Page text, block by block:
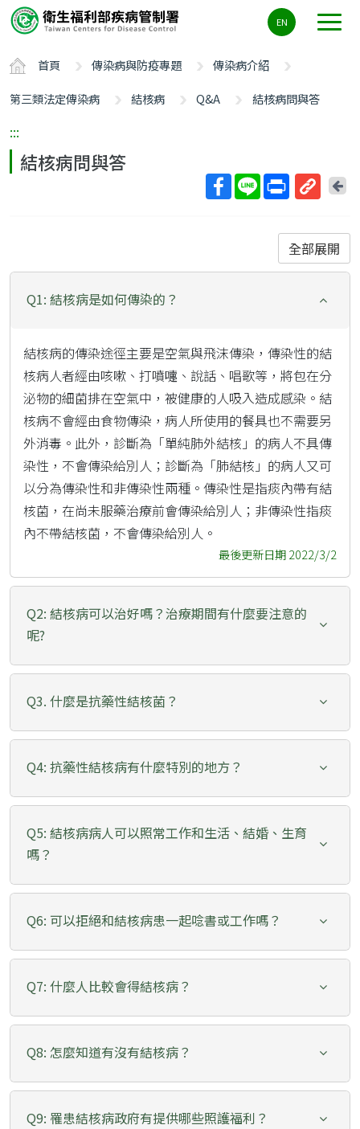
要
容
ALT+C
EN
首頁 傳染病與防疫專題
傳染病介紹
第三類法定傳染病
結核病 Q&A 結核病問與答
:::
結核病問與答
短
網
回
全部展開
Q1: 結核病是如何傳染的？
結核病的傳染途徑主要是空氣與飛沫傳染，傳染性的結
核病人者經由咳嗽、打噴嚏、說話、唱歌等，將包在分
泌物的細菌排在空氣中，被健康的人吸入造成感染。結
核病不會經由食物傳染，病人所使用的餐具也不需要另
外消毒。此外，診斷為「單純肺外結核」的病人不具傳
染性，不會傳染給別人；診斷為「肺結核」的病人又可
以分為傳染性和非傳染性兩種。傳染性是指痰內帶有結
核菌，在尚未服藥治療前會傳染給別人；非傳染性指痰
內不帶結核菌，不會傳染給別人。
最後更新日期 2022/3/2
Q2: 結核病可以治好嗎？治療期間有什麼要注意的
呢?
Q3. 什麼是抗藥性結核菌？
Q4: 抗藥性結核病有什麼特別的地方？
Q5: 結核病病人可以照常工作和生活、結婚、生育
嗎？
Q6: 可以拒絕和結核病患一起唸書或工作嗎？
Q7: 什麼人比較會得結核病？
Q8: 怎麼知道有沒有結核病？
Q9: 罹患結核病政府有提供哪些照護福利？